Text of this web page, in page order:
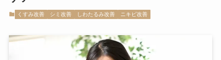
くすみ改善 シミ改善 しわたるみ改善 ニキビ改善